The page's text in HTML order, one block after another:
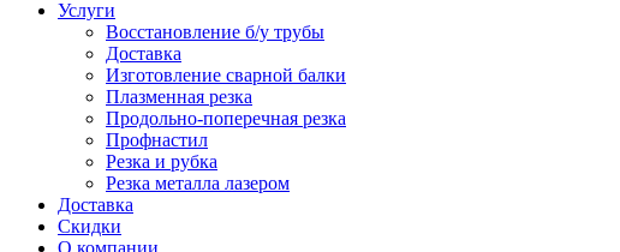
Услуги
Восстановление б/у трубы
Доставка
Изготовление сварной балки
Плазменная резка
Продольно-поперечная резка
Профнастил
Резка и рубка
Резка металла лазером
Доставка
Скидки
О компании